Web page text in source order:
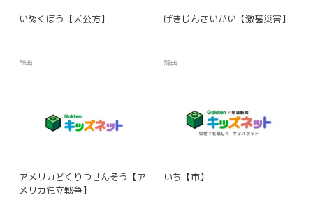
いぬくぼう【犬公方】
辞典
げきじんさいがい【激甚災害】
辞典
アメリカどくりつせんそう【ア
メリカ独立戦争】
いち【市】